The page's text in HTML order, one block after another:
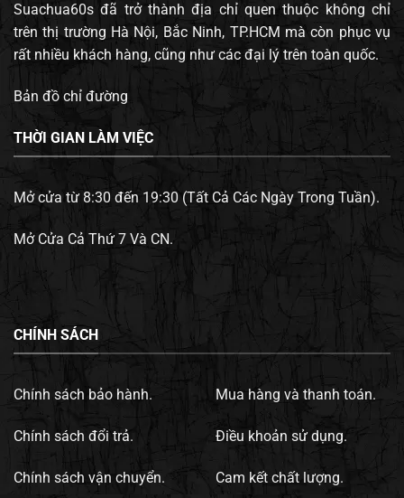
Suachua60s đã trở thành địa chỉ quen thuộc không chỉ
trên thị trường Hà Nội, Bắc Ninh, TP.HCM mà còn phục vụ
rất nhiều khách hàng, cũng như các đại lý trên toàn quốc.
Bản đồ chỉ đường
THỜI GIAN LÀM VIỆC
Mở cửa từ 8:30 đến 19:30 (Tất Cả Các Ngày Trong Tuần).
Mở Cửa Cả Thứ 7 Và CN.
CHÍNH SÁCH
Chính sách bảo hành.
Chính sách đổi trả.
Chính sách vận chuyển.
Mua hàng và thanh toán.
Điều khoản sử dụng.
Cam kết chất lượng.